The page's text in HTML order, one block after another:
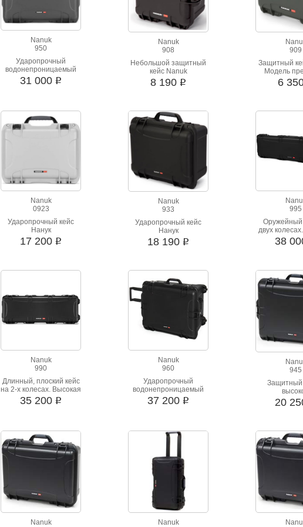
Nanuk
950
Ударопрочный
водонепроницаемый
кейс.
31 000 i
Nanuk
908
Небольшой защитный
кейс Nanuk
8 190 i
909
Защитный
Модель
подойдет для
6
Nanuk
0923
Ударопрочный кейс
Нанук
17 200 i
Nanuk
933
Ударопрочный кейс
Нанук
18 190 i
995
Оружейный
двух
стойкость к
38
Nanuk
990
Длинный, плоский кейс
на 2-х колесах. Высокая
стойкость к ударным
нагрузкам
35 200 i
Nanuk
960
Ударопрочный
водонепроницаемый
кейс материал корпуса:
сополимеры
37 200 i
945
Защитный
20
Nanuk
Nanuk